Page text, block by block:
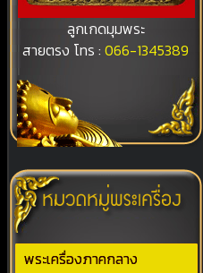
ลูกเกดมุมพระ
สายตรง โทร :066-1345389
พระเครื่องภาคกลาง